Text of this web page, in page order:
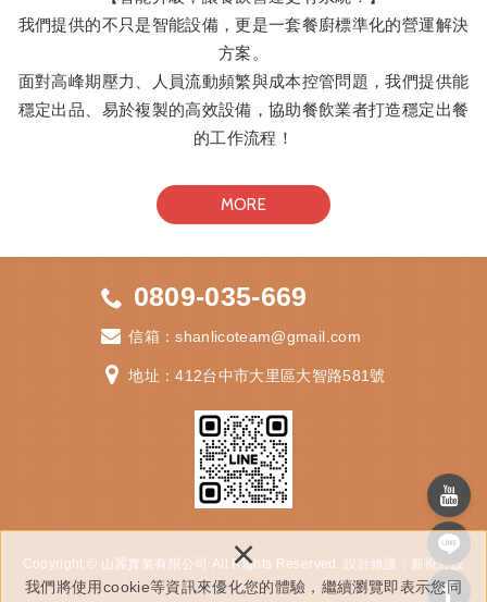
我們將使用cookie等資訊來優化您的體驗，繼續瀏覽即表示您同
×
我們提供的不只是智能設備，更是一套餐廚標準化的營運解決
方案。
面對高峰期壓力、人員流動頻繁與成本控管問題，我們提供能
穩定出品、易於複製的高效設備，協助餐飲業者打造穩定出餐
的工作流程！
MORE
0809-035-669
信箱：shanlicoteam@gmail.com
地址：412台中市大里區大智路581號
Copyright © 山麗實業有限公司 All Rights Reserved. 設計維護： 新視野設
計